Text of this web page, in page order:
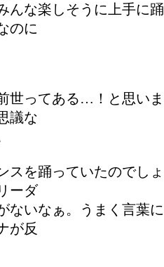
んな楽しそうに上手に
のに
世ってある…！と思い
議な
スを踊っていたのでし
ーダ
ないなぁ。うまく言葉
が反